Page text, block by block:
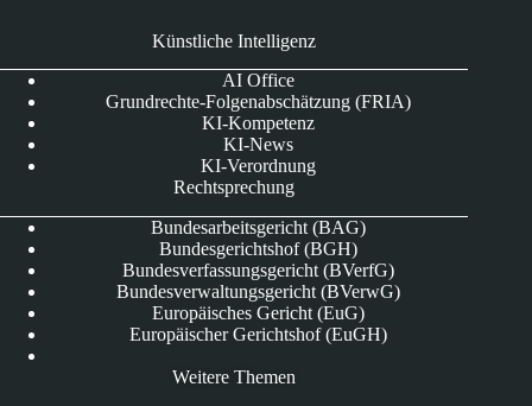
Künstliche Intelligenz
AI Office
Grundrechte-Folgenabschätzung (FRIA)
KI-Kompetenz
KI-News
KI-Verordnung
Rechtsprechung
Bundesarbeitsgericht (BAG)
Bundesgerichtshof (BGH)
Bundesverfassungsgericht (BVerfG)
Bundesverwaltungsgericht (BVerwG)
Europäisches Gericht (EuG)
Europäischer Gerichtshof (EuGH)
Weitere Themen